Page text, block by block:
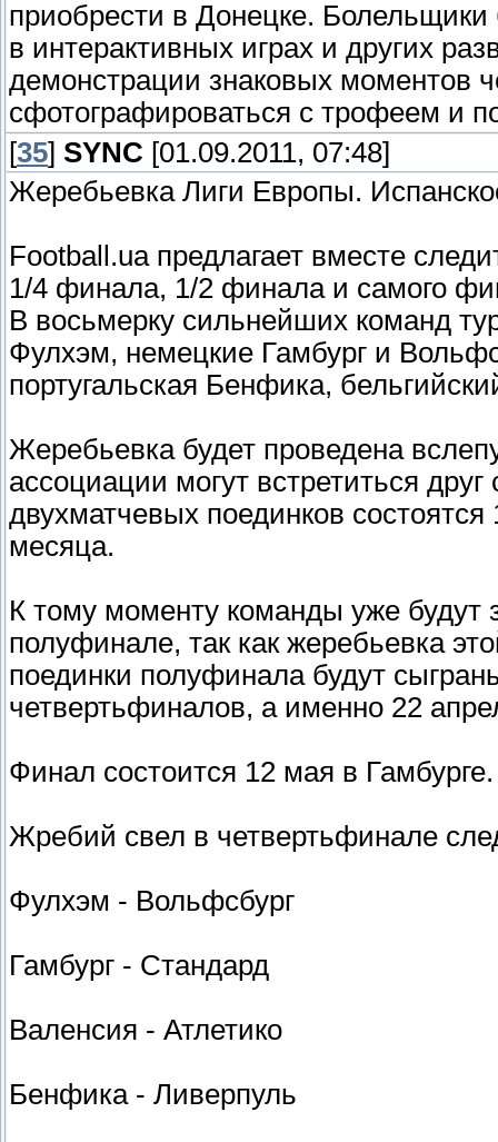
приобрести в Донецке. Болельщики
в интерактивных играх и других
демонстрации знаковых моментов
сфотографироваться с трофеем и
[35] SYNC [01.09.2011, 07:48]
Жеребьевка Лиги Европы.
Football.ua предлагает вместе
1/4 финала, 1/2 финала и самого
В восьмерку сильнейших команд
Фулхэм, немецкие Гамбург и
португальская Бенфика,
Жеребьевка будет проведена
ассоциации могут встретиться
двухматчевых поединков
месяца.
К тому моменту команды уже будут
полуфинале, так как жеребьевка
поединки полуфинала будут
четвертьфиналов, а именно 22
Финал состоится 12 мая в Гамбурге.
Жребий свел в четвертьфинале
Фулхэм - Вольфсбург
Гамбург - Стандард
Валенсия - Атлетико
Бенфика - Ливерпуль